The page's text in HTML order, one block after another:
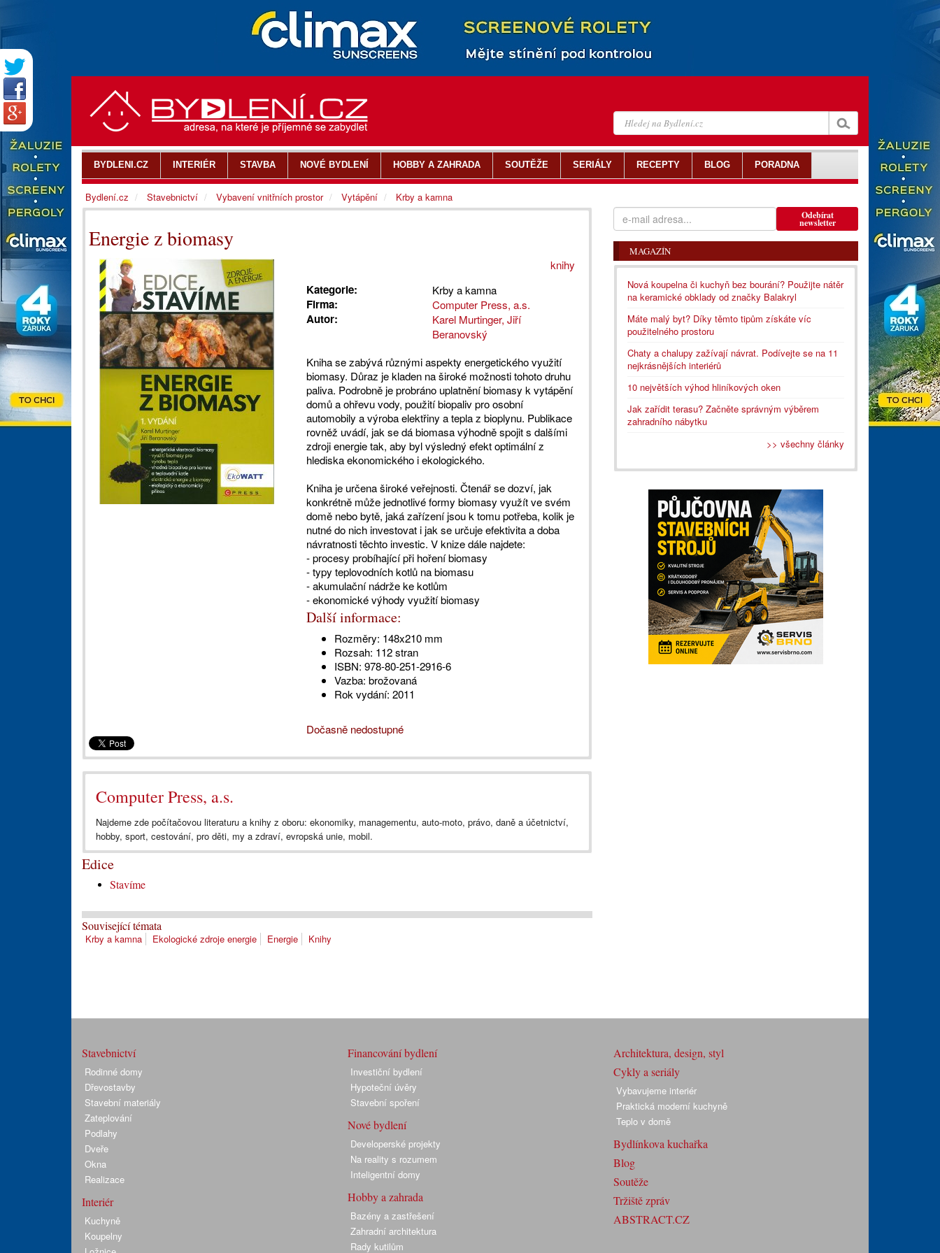
Energie z biomasy
knihy
Kategorie: Krby a kamna
Firma: Computer Press, a.s.
Autor:
Karel Murtinger, Jiří
Beranovský
Kniha se zabývá různými aspekty energetického využití
biomasy. Důraz je kladen na široké možnosti tohoto druhu
paliva. Podrobně je probráno uplatnění biomasy k vytápění
domů a ohřevu vody, použití biopaliv pro osobní
automobily a výroba elektřiny a tepla z bioplynu. Publikace
rovněž uvádí, jak se dá biomasa výhodně spojit s dalšími
zdroji energie tak, aby byl výsledný efekt optimální z
hlediska ekonomického i ekologického.
Kniha je určena široké veřejnosti. Čtenář se dozví, jak
konkrétně může jednotlivé formy biomasy využít ve svém
domě nebo bytě, jaká zařízení jsou k tomu potřeba, kolik je
nutné do nich investovat i jak se určuje efektivita a doba
návratnosti těchto investic. V knize dále najdete:
- procesy probíhající při hoření biomasy
- typy teplovodních kotlů na biomasu
- akumulační nádrže ke kotlům
- ekonomické výhody využití biomasy
Další informace:
Rozměry: 148x210 mm
Rozsah: 112 stran
ISBN: 978-80-251-2916-6
Vazba: brožovaná
Rok vydání: 2011
Dočasně nedostupné
Computer Press, a.s.
Najdeme zde počítačovou literaturu a knihy z oboru: ekonomiky, managementu, auto-moto, právo, daně a účetnictví,
hobby, sport, cestování, pro děti, my a zdraví, evropská unie, mobil.
Edice
Stavíme
Související témata
Krby a kamna Ekologické zdroje energie Energie Knihy
Odebírat
newsletter
MAGAZÍN
Nová koupelna či kuchyň bez bourání? Použijte nátěr
na keramické obklady od značky Balakryl
Máte malý byt? Díky těmto tipům získáte víc
použitelného prostoru
Chaty a chalupy zažívají návrat. Podívejte se na 11
nejkrásnějších interiérů
10 největších výhod hliníkových oken
Jak zařídit terasu? Začněte správným výběrem
zahradního nábytku
>> všechny články
BYDLENI.CZ INTERIÉR STAVBA NOVÉ BYDLENÍ HOBBY A ZAHRADA SOUTĚŽE SERIÁLY RECEPTY BLOG PORADNA
Bydlení.cz Stavebnictví Vybavení vnitřních prostor Vytápění Krby a kamna
Stavebnictví
Rodinné domy
Dřevostavby
Stavební materiály
Zateplování
Podlahy
Dveře
Okna
Realizace
Interiér
Kuchyně
Koupelny
Financování bydlení
Investiční bydlení
Hypoteční úvěry
Stavební spoření
Nové bydlení
Developerské projekty
Na reality s rozumem
Inteligentní domy
Hobby a zahrada
Bazény a zastřešení
Zahradní architektura
Rady kutilům
Architektura, design, styl
Cykly a seriály
Vybavujeme interiér
Praktická moderní kuchyně
Teplo v domě
Bydlínkova kuchařka
Blog
Soutěže
Tržiště zpráv
ABSTRACT.CZ